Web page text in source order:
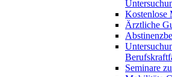
Kostenlose
Ärztliche
Seminare